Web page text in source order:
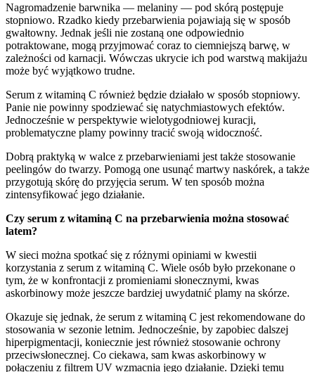
Nagromadzenie barwnika — melaniny — pod skórą postępuje
stopniowo. Rzadko kiedy przebarwienia pojawiają się w sposób
gwałtowny. Jednak jeśli nie zostaną one odpowiednio
potraktowane, mogą przyjmować coraz to ciemniejszą barwę, w
zależności od karnacji. Wówczas ukrycie ich pod warstwą makijażu
może być wyjątkowo trudne.
Serum z witaminą C również będzie działało w sposób stopniowy.
Panie nie powinny spodziewać się natychmiastowych efektów.
Jednocześnie w perspektywie wielotygodniowej kuracji,
problematyczne plamy powinny tracić swoją widoczność.
Dobrą praktyką w walce z przebarwieniami jest także stosowanie
peelingów do twarzy. Pomogą one usunąć martwy naskórek, a także
przygotują skórę do przyjęcia serum. W ten sposób można
zintensyfikować jego działanie.
Czy serum z witaminą C na przebarwienia można stosować
latem?
W sieci można spotkać się z różnymi opiniami w kwestii
korzystania z serum z witaminą C. Wiele osób było przekonane o
tym, że w konfrontacji z promieniami słonecznymi, kwas
askorbinowy może jeszcze bardziej uwydatnić plamy na skórze.
Okazuje się jednak, że serum z witaminą C jest rekomendowane do
stosowania w sezonie letnim. Jednocześnie, by zapobiec dalszej
hiperpigmentacji, koniecznie jest również stosowanie ochrony
przeciwsłonecznej. Co ciekawa, sam kwas askorbinowy w
połączeniu z filtrem UV wzmacnia jego działanie. Dzięki temu